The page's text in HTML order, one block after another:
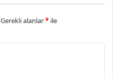
Gerekli alanlar* ile